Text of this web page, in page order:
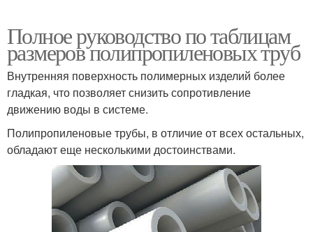
Полное руководство по таблицам
размеров полипропиленовых труб
Внутренняя поверхность полимерных изделий более
гладкая, что позволяет снизить сопротивление
движению воды в системе.
Полипропиленовые трубы, в отличие от всех остальных,
обладают еще несколькими достоинствами.